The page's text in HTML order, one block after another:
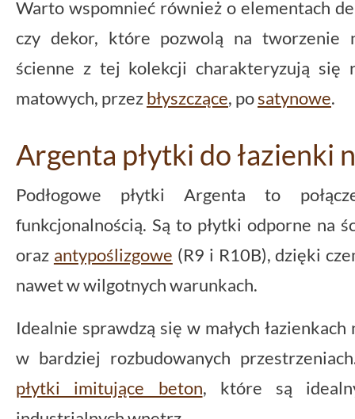
Warto wspomnieć również o elementach
czy dekor, które pozwolą na tworzenie
ścienne z tej kolekcji charakteryzują się
matowych, przezbłyszczące, posatynowe.
Argenta płytki do łazienki
Podłogowe płytki Argenta to
funkcjonalnością. Są to płytki odporne na
oraz antypoślizgowe (R9 i R10B), dzięki
nawet w wilgotnych warunkach.
Idealnie sprawdzą się w małych
w bardziej rozbudowanych
płytki imitujące beton, które są